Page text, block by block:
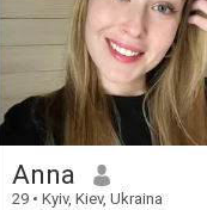
Anna
29 • Kyiv, Kiev, Ukraina